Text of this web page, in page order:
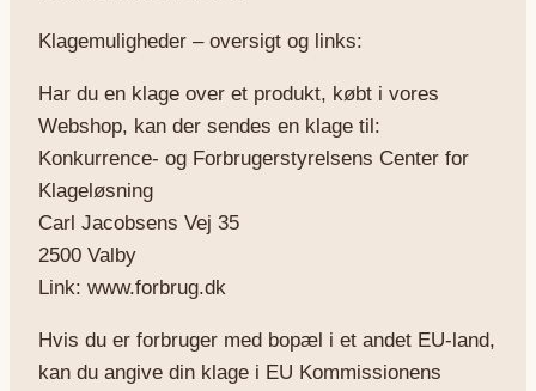
Klagemuligheder – oversigt og links:
Har du en klage over et produkt, købt i vores
Webshop, kan der sendes en klage til:
Konkurrence- og Forbrugerstyrelsens Center for
Klageløsning
Carl Jacobsens Vej 35
2500 Valby
Link: www.forbrug.dk
Hvis du er forbruger med bopæl i et andet EU-land,
kan du angive din klage i EU Kommissionens